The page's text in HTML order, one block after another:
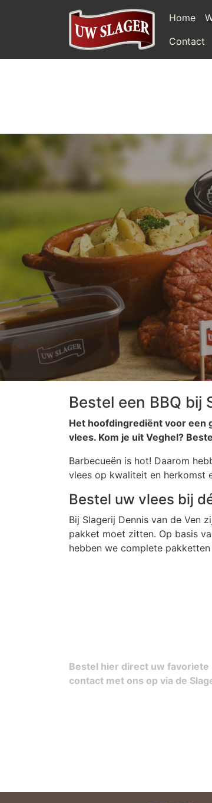
Home
Contact
Bestel een BBQ bij
Het hoofdingrediënt voor een
vlees. Kom je uit Veghel?
Barbecueën is hot! Daarom
vlees op kwaliteit en herkomst
Bestel uw vlees bij
Bij Slagerij Dennis van de Ven
pakket moet zitten. Op basis
hebben we complete
Bestel hier direct uw favoriete
contact met ons op via de